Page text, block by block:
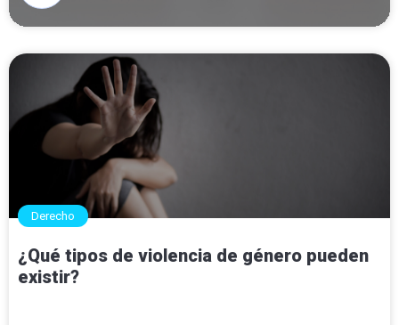
Derecho
¿Qué tipos de violencia de género pueden
existir?